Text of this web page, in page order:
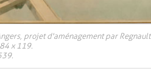
projet d'aménagement par
x 119.